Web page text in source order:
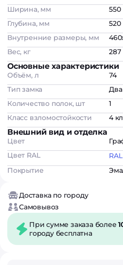
Ширина, мм
550
Глубина, мм
520
Внутренние размеры, мм
Вес, кг
287
Основные характеристики
Объём, л
74
Тип замка
Количество полок, шт
1
Класс взломостойкости
4
Внешний вид и отделка
Цвет
Цвет RAL
Покрытие
Доставка по городу
Самовывоз
При сумме заказа более
городу бесплатна